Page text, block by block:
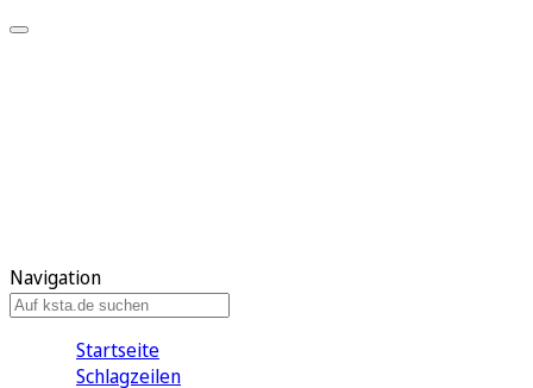
Navigation
Startseite
Schlagzeilen